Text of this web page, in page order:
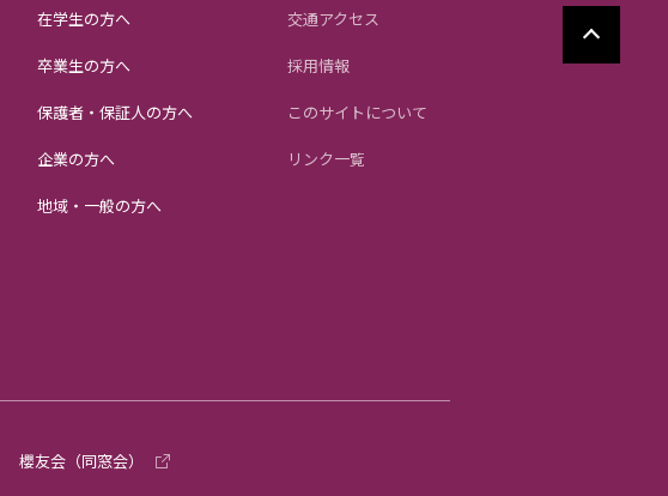
在学生の方へ
卒業生の方へ
保護者・保証人の方へ
企業の方へ
地域・一般の方へ
交通アクセス
採用情報
このサイトについて
リンク一覧
櫻友会（同窓会）